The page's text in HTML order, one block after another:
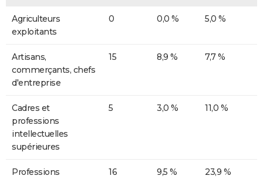
Agriculteurs
exploitants
0 0,0 % 5,0 %
Artisans,
commerçants, chefs
d'entreprise
15 8,9 % 7,7 %
Cadres et
professions
intellectuelles
supérieures
5 3,0 % 11,0 %
Professions
16 9,5 % 23,9 %